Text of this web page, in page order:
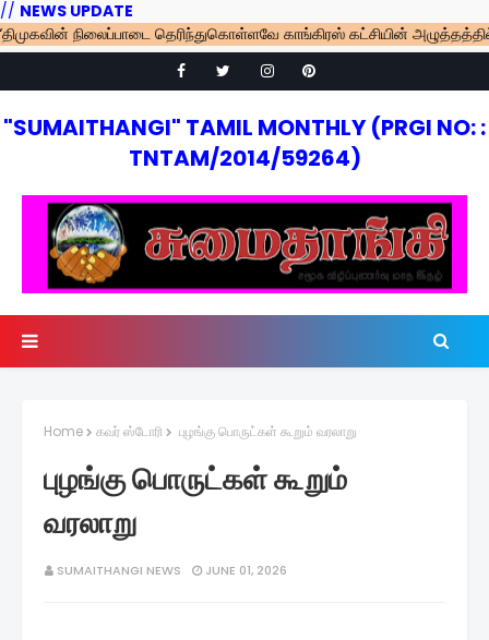
// NEWS UPDATE
நிலைப்பாடை தெரிந்துகொள்ளவே காங்கிரஸ் கட்சியின் அழுத்தத்தில்
"SUMAITHANGI" TAMIL MONTHLY (PRGI NO: :
TNTAM/2014/59264)
Home கவர் ஸ்டோரி புழங்கு பொருட்கள் கூறும் வரலாறு
புழங்கு பொருட்கள் கூறும்
வரலாறு
SUMAITHANGI NEWS JUNE 01, 2026